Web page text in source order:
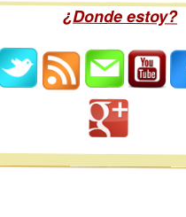
¿Donde estoy?